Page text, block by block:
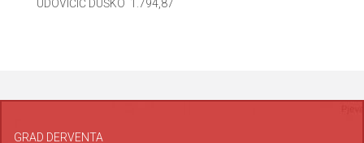
UDOVIČIĆ DUŠKO 1.794,87
GRAD DERVENTA